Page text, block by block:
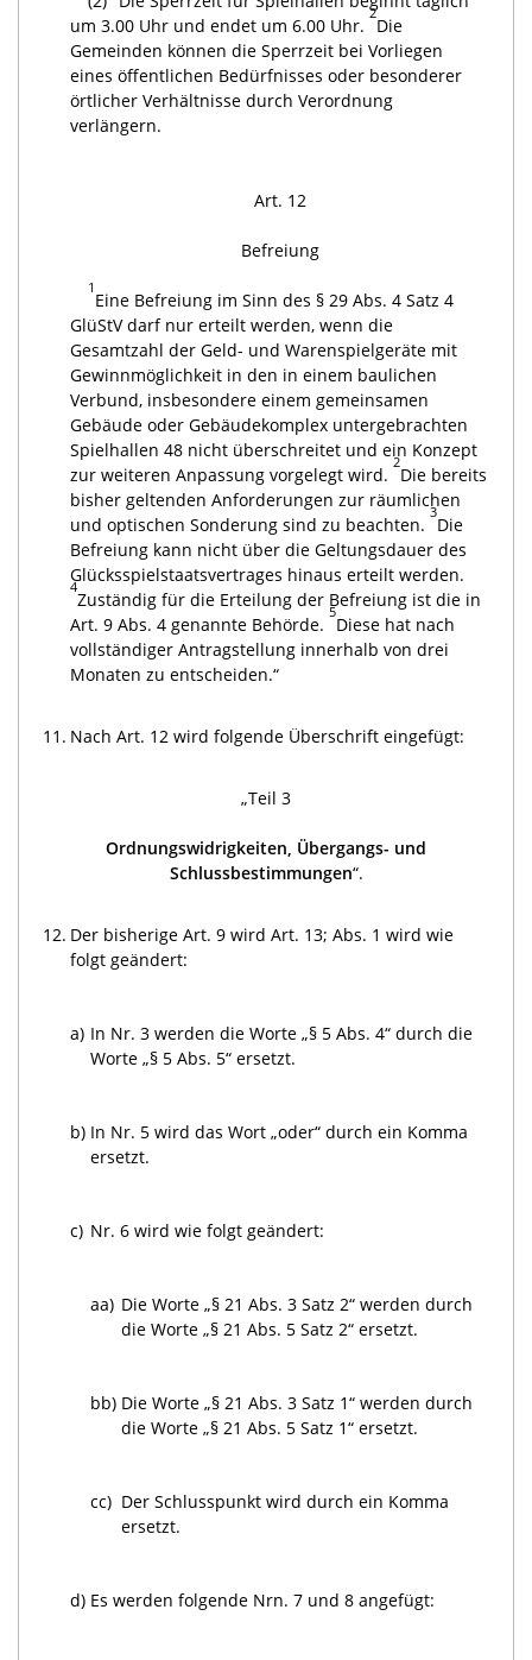
um 3.00 Uhr und endet um 6.00 Uhr.
2
Die
Gemeinden können die Sperrzeit bei Vorliegen
eines öffentlichen Bedürfnisses oder besonderer
örtlicher Verhältnisse durch Verordnung
verlängern.
Art. 12
Befreiung
1
Eine Befreiung im Sinn des § 29 Abs. 4 Satz 4
GlüStV darf nur erteilt werden, wenn die
Gesamtzahl der Geld- und Warenspielgeräte mit
Gewinnmöglichkeit in den in einem baulichen
Verbund, insbesondere einem gemeinsamen
Gebäude oder Gebäudekomplex untergebrachten
Spielhallen 48 nicht überschreitet und ein Konzept
zur weiteren Anpassung vorgelegt wird.
2
Die bereits
bisher geltenden Anforderungen zur räumlichen
und optischen Sonderung sind zu beachten.
3
Die
Befreiung kann nicht über die Geltungsdauer des
Glücksspielstaatsvertrages hinaus erteilt werden.
4
Zuständig für die Erteilung der Befreiung ist die in
Art. 9 Abs. 4 genannte Behörde.
5
Diese hat nach
vollständiger Antragstellung innerhalb von drei
Monaten zu entscheiden.“
11. Nach Art. 12 wird folgende Überschrift eingefügt:
„Teil 3
Ordnungswidrigkeiten, Übergangs- und
Schlussbestimmungen“.
12. Der bisherige Art. 9 wird Art. 13; Abs. 1 wird wie
folgt geändert:
a) In Nr. 3 werden die Worte „§ 5 Abs. 4“ durch die
Worte „§ 5 Abs. 5“ ersetzt.
b) In Nr. 5 wird das Wort „oder“ durch ein Komma
ersetzt.
c) Nr. 6 wird wie folgt geändert:
aa) Die Worte „§ 21 Abs. 3 Satz 2“ werden durch
die Worte „§ 21 Abs. 5 Satz 2“ ersetzt.
bb) Die Worte „§ 21 Abs. 3 Satz 1“ werden durch
die Worte „§ 21 Abs. 5 Satz 1“ ersetzt.
cc) Der Schlusspunkt wird durch ein Komma
ersetzt.
d) Es werden folgende Nrn. 7 und 8 angefügt: